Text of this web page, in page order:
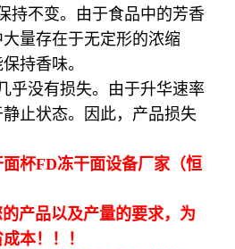
不变。由于食品中的芳香
量存在于无定形的浓缩
持香味。
没有损失。由于升华速率
止状态。因此，产品损失
杯FD冻干面设备厂家（恒
品以及产量的要求，为
成本！！！